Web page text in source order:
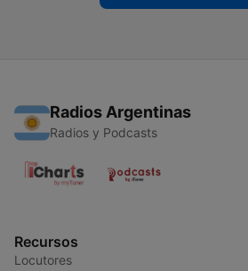
Radios Argentinas
Radios y Podcasts
Recursos
Locutores